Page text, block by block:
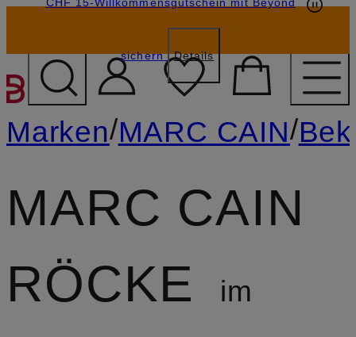
ZUM HAUPTINHALT
sichern Details
Marken/MARC CAIN/
MARC CAIN
RÖCKE
im